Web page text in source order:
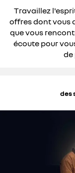
Travaillez
offres dont vous
que vous
écoute pour
de
des